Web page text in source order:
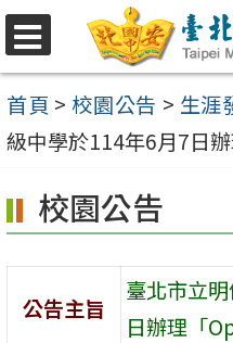
選
單
跳
至
主
要
容
區
首頁 > 校園公告 > 生涯
級中學於114年6月7日辦
校園公告
公告主旨
臺北市立
日辦理「